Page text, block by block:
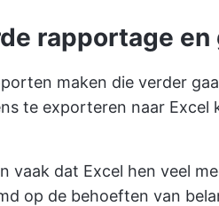
rapportage
maken die verder
te exporteren naar Excel
vaak dat Excel hen veel
op de behoeften van